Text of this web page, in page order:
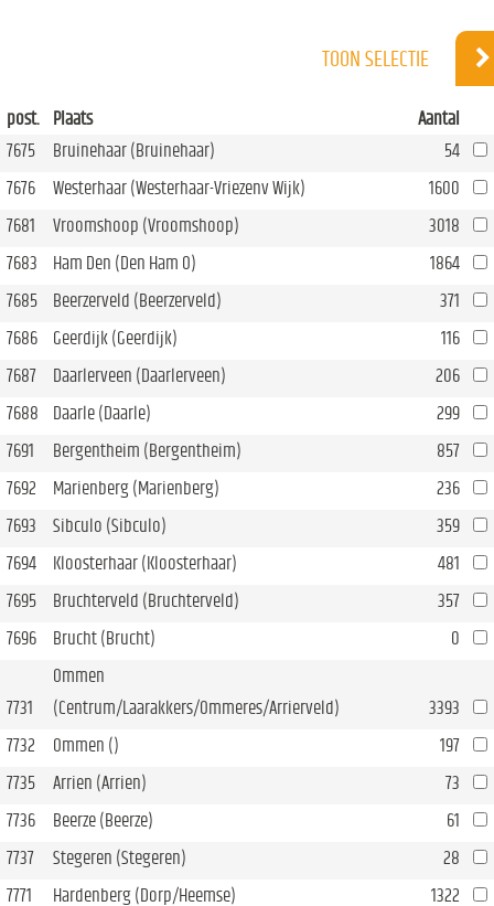
TOON SELECTIE
post. Plaats
Aantal
7675
Bruinehaar (Bruinehaar)
54
7676
Westerhaar (Westerhaar-Vriezenv Wijk)
1600
7681
Vroomshoop (Vroomshoop)
3018
7683
Ham Den (Den Ham O)
1864
7685
Beerzerveld (Beerzerveld)
371
7686
Geerdijk (Geerdijk)
116
7687
Daarlerveen (Daarlerveen)
206
7688
Daarle (Daarle)
299
7691
Bergentheim (Bergentheim)
857
7692
Marienberg (Marienberg)
236
7693
Sibculo (Sibculo)
359
7694
Kloosterhaar (Kloosterhaar)
481
7695
Bruchterveld (Bruchterveld)
357
7696
Brucht (Brucht) 0
7731
Ommen
(Centrum/Laarakkers/Ommeres/Arrierveld)
3393
7732
Ommen ()
197
7735
Arrien (Arrien)
73
7736
Beerze (Beerze)
61
7737
Stegeren (Stegeren)
28
7771
Hardenberg (Dorp/Heemse)
1322